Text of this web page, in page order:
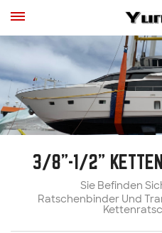
3/8"-1/2"
Sie Befinden
Ratschenbinder Und